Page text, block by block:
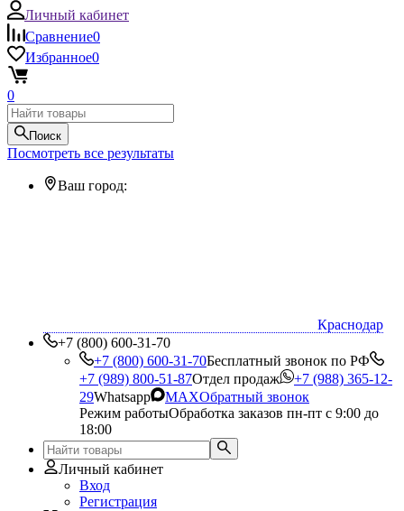
Личный кабинет
Сравнение0
Избранное0
0
Поиск
Посмотреть все результаты
Ваш город:
Краснодар
+7 (800) 600-31-70
+7 (800) 600-31-70Бесплатный звонок по РФ
+7 (989) 800-51-87Отдел продаж
+7 (988) 365-12-
29Whatsapp MAXОбратный звонок
Режим работыОбработка заказов пн-пт с 9:00 до
18:00
Личный кабинет
Вход
Регистрация